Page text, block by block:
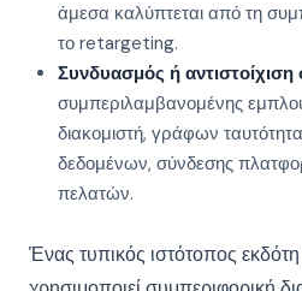
άμεσα καλύπτεται από τη
το retargeting.
Συνδυασμός ή
συμπεριλαμβανομένης
διακομιστή, γράφων
δεδομένων, σύνδεσης
πελατών.
Ένας τυπικός ιστότοπος